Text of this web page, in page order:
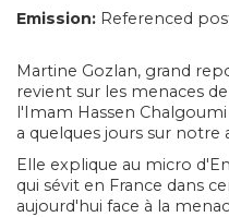
Emission: Referenced
Martine Gozlan, grand
revient sur les menaces
l'Imam Hassen
a quelques jours sur notre
Elle explique au micro
qui sévit en France dans
aujourd'hui face à la